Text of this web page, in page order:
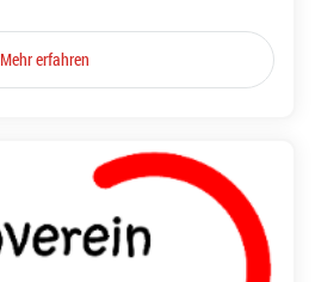
Mehr erfahren